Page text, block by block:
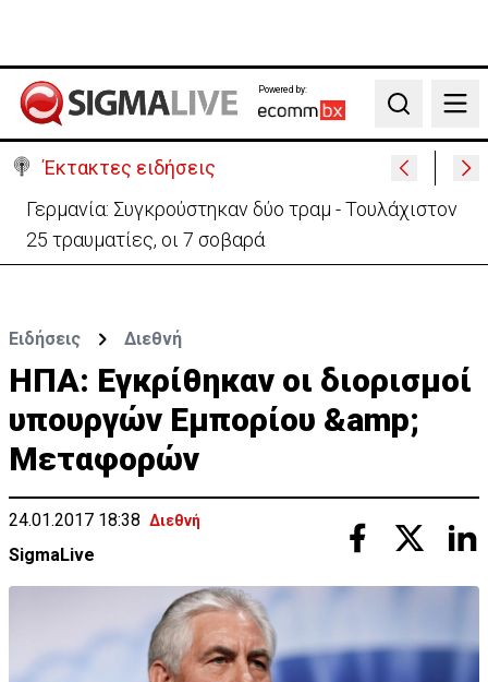
Powered by:
Search
Έκτακτες ειδήσεις
Αυτά είναι τα νέα Διοικητικά Συμβούλια των
Ημικρατικών Οργανισμών
Ειδήσεις Διεθνή
ΗΠΑ: Εγκρίθηκαν οι διορισμοί
υπουργών Εμπορίου &amp;
Μεταφορών
24.01.2017 18:38 Διεθνή
SigmaLive